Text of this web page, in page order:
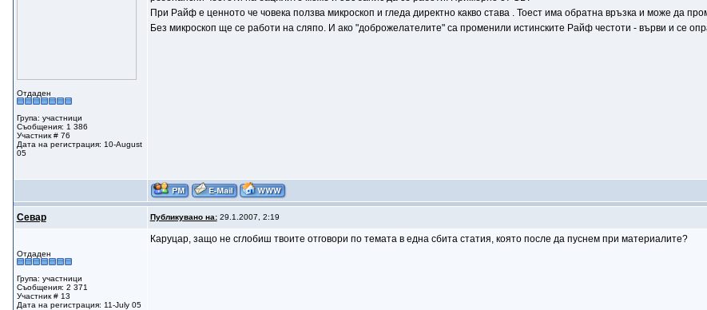
Отдаден
Група: участници
Съобщения: 1 386
Участник # 76
Дата на регистрация: 10-August
05
При Райф е ценното че човека ползва микроскоп и гледа директно какво става . Тоест има обратна връзка и може да
Без микроскоп ще се работи на сляпо. И ако "доброжелателите" са променили истинските Райф честоти - върви и се
Севар Публикувано на:29.1.2007, 2:19
Отдаден
Група: участници
Съобщения: 2 371
Участник # 13
Дата на регистрация: 11-July 05
Каруцар, защо не сглобиш твоите отговори по темата в една сбита статия, която после да пуснем при материалите?